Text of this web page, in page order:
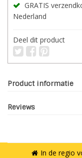
GRATIS
Nederland
Deel dit product
Product informatie
Reviews
In de regio